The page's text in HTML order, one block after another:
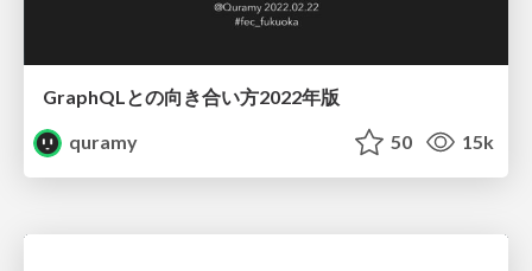
GraphQLとの向き合い方2022年版
quramy
50 15k